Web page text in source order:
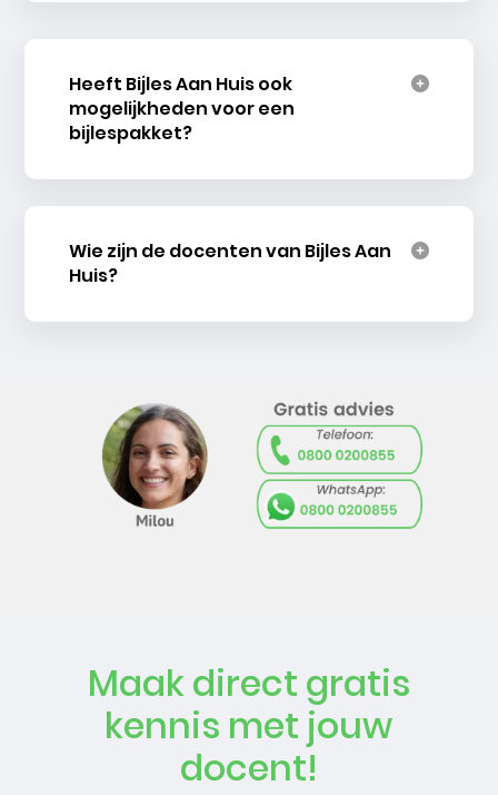
Heeft Bijles Aan Huis ook
mogelijkheden voor een
bijlespakket?
Wie zijn de docenten van Bijles Aan
Huis?
Maak direct gratis
kennis met jouw
docent!